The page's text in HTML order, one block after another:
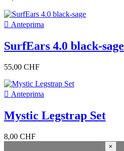
genere
Donne
2
Gioventù 1
annata
2025 2
2022
2019 1
colore
 Anteprima
SurfEars 4.0 black-sage
55,00 CHF
 Anteprima
Mystic Legstrap Set
8,00 CHF
×